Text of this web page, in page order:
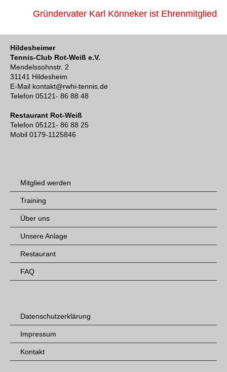
Beitragsnavigation
Gründervater Karl Könneker ist Ehrenmitglied
Hildesheimer
Tennis-Club Rot-Weiß e.V.
Mendelssohnstr. 2
31141 Hildesheim
E-Mail kontakt@rwhi-tennis.de
Telefon 05121- 86 88 48
Restaurant Rot-Weiß
Telefon 05121- 86 88 25
Mobil 0179-1125846
Mitglied werden
Training
Über uns
Unsere Anlage
Restaurant
FAQ
Datenschutzerklärung
Impressum
Kontakt